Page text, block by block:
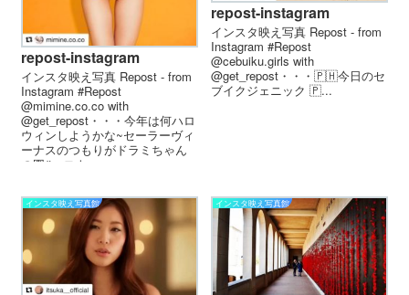
repost-instagram
インスタ映え写真 Repost - from
Instagram #Repost
@mimine.co.co with
@get_repost・・・今年は何ハロ
ウィンしようかな~セーラーヴィ
ーナスのつもりがドラミちゃん
の図#ハロウ...
repost-instagram
インスタ映え写真 Repost - from
Instagram #Repost
@cebuiku.girls with
@get_repost・・・🇵🇭今日のセ
ブイクジェニック 🇵...
インスタ映え写真館 インスタ映え写真館